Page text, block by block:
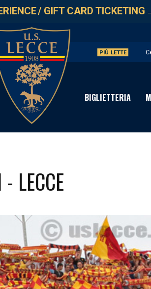
/ GIFT CARD TICKETING
PIÙ LETTE
I
BIGLIETTERIA
LECCE